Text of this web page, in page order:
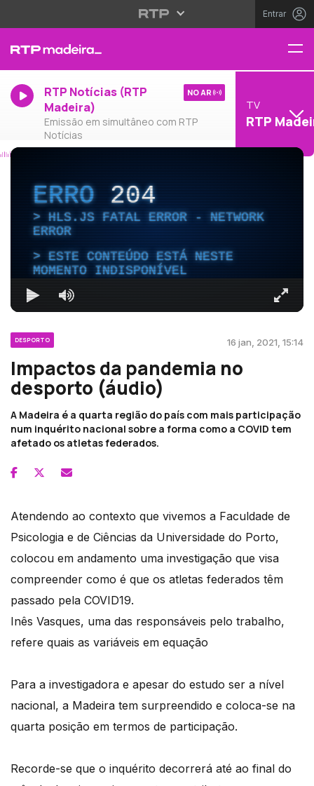
Entrar
RTP Notícias (RTP
Madeira)
Emissão em simultâneo com RTP
Notícias
NO AR
TV
RTP
ERRO204
HLS.JS FATAL ERROR - NETWORK
ERROR
ESTE CONTEÚDO ESTÁ NESTE
MOMENTO INDISPONÍVEL
DESPORTO 16 jan, 2021, 15:14
Impactos da pandemia no
desporto (áudio)
A Madeira é a quarta região do país com mais participação
num inquérito nacional sobre a forma como a COVID tem
afetado os atletas federados.
Atendendo ao contexto que vivemos a Faculdade de
Psicologia e de Ciências da Universidade do Porto,
colocou em andamento uma investigação que visa
compreender como é que os atletas federados têm
passado pela COVID19.
Inês Vasques, uma das responsáveis pelo trabalho,
refere quais as variáveis em equação
Para a investigadora e apesar do estudo ser a nível
nacional, a Madeira tem surpreendido e coloca-se na
quarta posição em termos de participação.
Recorde-se que o inquérito decorrerá até ao final do